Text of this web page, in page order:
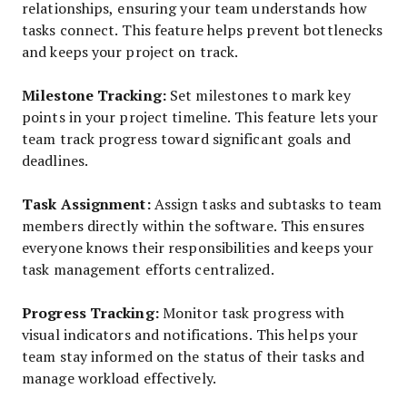
relationships, ensuring your team understands how
tasks connect. This feature helps prevent bottlenecks
and keeps your project on track.
Milestone Tracking: Set milestones to mark key
points in your project timeline. This feature lets your
team track progress toward significant goals and
deadlines.
Task Assignment: Assign tasks and subtasks to team
members directly within the software. This ensures
everyone knows their responsibilities and keeps your
task management efforts centralized.
Progress Tracking: Monitor task progress with
visual indicators and notifications. This helps your
team stay informed on the status of their tasks and
manage workload effectively.